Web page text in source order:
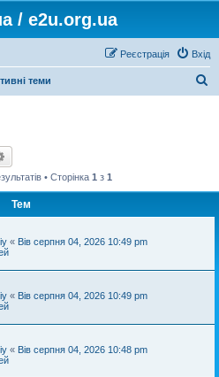
/ e2u.org.ua
Вхід
Реєстрація
теми
• Сторінка 1 з 1
Тем
« Вів серпня 04, 2026 10:49 pm
« Вів серпня 04, 2026 10:49 pm
« Вів серпня 04, 2026 10:48 pm